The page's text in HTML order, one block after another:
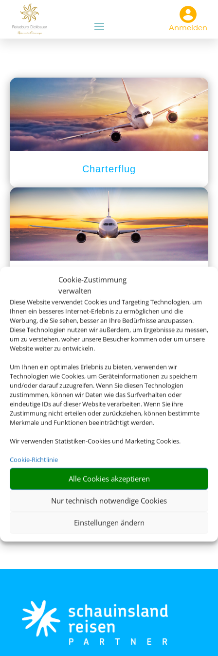
Cookie-Zustimmung
verwalten
Diese Website verwendet Cookies und Targeting Technologien, um
Ihnen ein besseres Internet-Erlebnis zu ermöglichen und die
Werbung, die Sie sehen, besser an Ihre Bedürfnisse anzupassen.
Diese Technologien nutzen wir außerdem, um Ergebnisse zu messen,
um zu verstehen, woher unsere Besucher kommen oder um unsere
Website weiter zu entwickeln.
Um Ihnen ein optimales Erlebnis zu bieten, verwenden wir
Technologien wie Cookies, um Geräteinformationen zu speichern
und/oder darauf zuzugreifen. Wenn Sie diesen Technologien
zustimmmen, können wir Daten wie das Surfverhalten oder
eindeutige IDs auf dieser Website verarbeiten. Wenn Sie ihre
Zustimmung nicht erteilen oder zurückziehen, können bestimmte
Merkmale und Funktionen beeinträchtigt werden.
Wir verwenden Statistiken-Cookies und Marketing Cookies.
Cookie-Richtlinie
Alle Cookies akzeptieren
Nur technisch notwendige Cookies
Einstellungen ändern
Anmelden
Charterflug
Linienflug
Mietwagen
Flughafenparken